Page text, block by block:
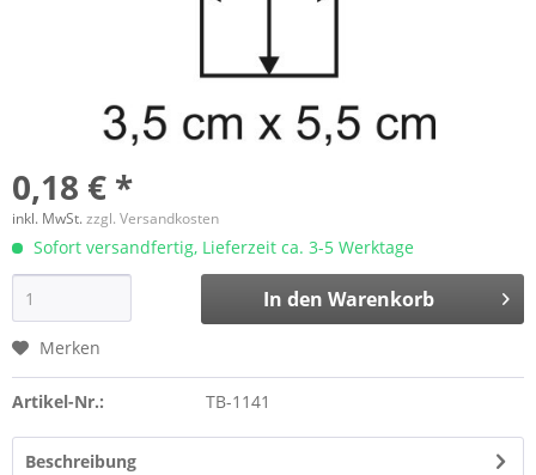
0,18 € *
inkl. MwSt.zzgl. Versandkosten
Sofort versandfertig, Lieferzeit ca. 3-5 Werktage
In den Warenkorb
Merken
Artikel-Nr.: TB-1141
Beschreibung